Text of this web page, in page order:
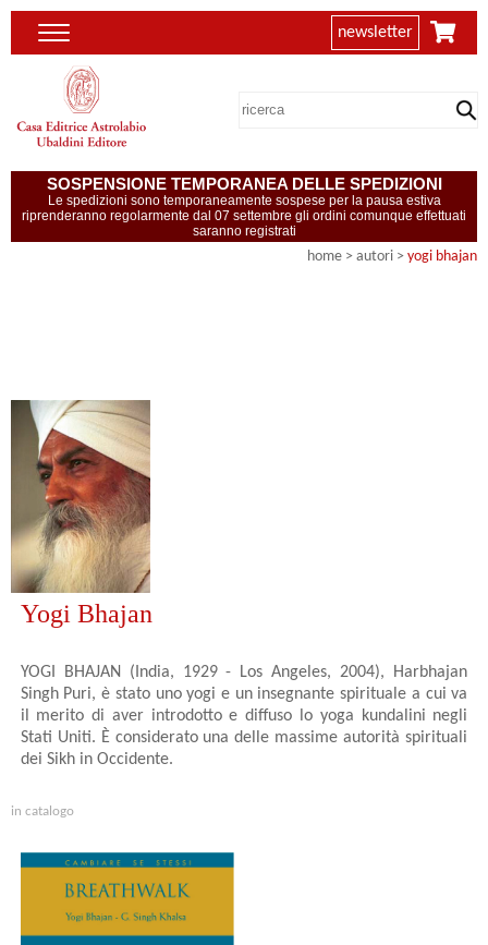
newsletter
SOSPENSIONE TEMPORANEA DELLE SPEDIZIONI
Le spedizioni sono temporaneamente sospese per la pausa estiva
riprenderanno regolarmente dal 07 settembre gli ordini comunque effettuati
saranno registrati
home > autori > yogi bhajan
Yogi Bhajan
YOGI BHAJAN (India, 1929 - Los Angeles, 2004), Harbhajan
Singh Puri, è stato uno yogi e un insegnante spirituale a cui va
il merito di aver introdotto e diffuso lo yoga kundalini negli
Stati Uniti. È considerato una delle massime autorità spirituali
dei Sikh in Occidente.
in catalogo